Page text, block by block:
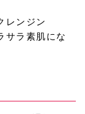
レンジン
サラ素肌にな